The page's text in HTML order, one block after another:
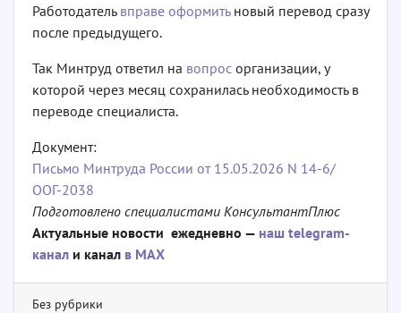
Работодатель вправе оформитьновый перевод сразу
после предыдущего.
Так Минтруд ответил на вопрос организации, у
которой через месяц сохранилась необходимость в
переводе специалиста.
Документ:
Письмо Минтруда России от 15.05.2026 N 14-6/
ООГ-2038
Подготовлено специалистами КонсультантПлюс
Актуальные новости ежедневно — наш telegram-
канал и канал в МАХ
Без рубрики